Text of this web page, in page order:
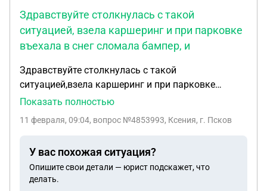
ситуации чтобы не начислили огромный долг.
Здравствуйте столкнулась с такой
ситуацией, взела каршеринг и при парковке
въехала в снег сломала бампер, и
Здравствуйте столкнулась с такой
ситуацией,взела каршеринг и при парковке
въехала в снег сломала бампер,и не сообщила в
согласна сглупила,но сейчас они выставили мне
меня заявление еще и в ГБДД и меня лешат прав
за скрытие ДТП что мне делать подскажите
пожалуйста,да я признаю я свою вину ну такую
Показать полностью
11 февраля, 09:04, вопрос №4853993, Ксения, г. Псков
У вас похожая ситуация?
Опишите свои детали — юрист подскажет, что
делать.